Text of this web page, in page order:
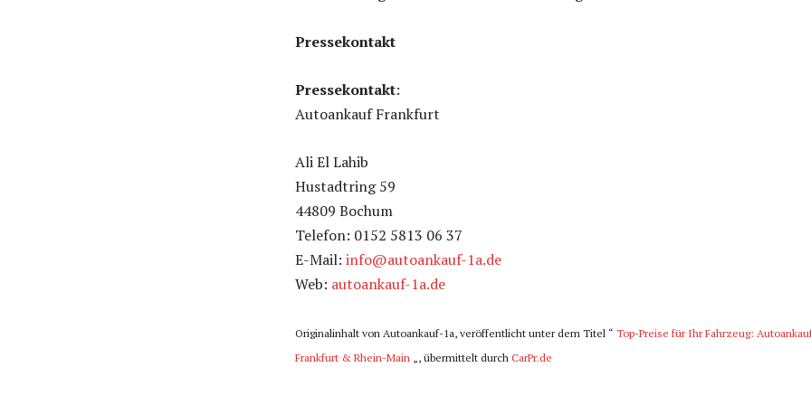
Pressekontakt
Pressekontakt:
Autoankauf Frankfurt
Ali El Lahib
Hustadtring 59
44809 Bochum
Telefon: 0152 5813 06 37
E-Mail: info@autoankauf-1a.de
Web: autoankauf-1a.de
Originalinhalt von Autoankauf-1a, veröffentlicht unter dem Titel “ Top-Preise für Ihr Fahrzeug:
Frankfurt & Rhein-Main „, übermittelt durch CarPr.de